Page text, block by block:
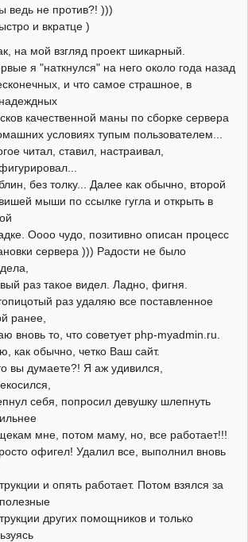
ведь не против?! )))
и вкратце )
на мой взгляд проект шикарный.
я "наткнулся" на него около года назад
и что самое страшное, в
качественной маны по сборке сервера
условиях тупым пользователем...
читал, ставил, настраивал,
без толку... Далее как обычно, второй
мыши по ссылке гугла и открыть в
Оооо чудо, позитивно описан процесс
сервера ))) Радости не было
раз такое видел. Ладно, фигня.
раз удаляю все поставленное
ранее,
вновь то, что советует php-myadmin.ru.
как обычно, четко Ваш сайт.
вы думаете?! Я аж удивился,
себя, попросил девушку шлепнуть
мне, потом маму, но, все работает!!!
офигел! Удалил все, выполнил вновь
и опять работает. Потом взялся за
других помощников и только